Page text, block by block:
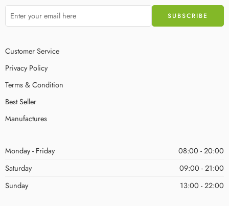
Customer Service
Privacy Policy
Terms & Condition
Best Seller
Manufactures
Monday - Friday
08:00 - 20:00
Saturday
09:00 - 21:00
Sunday
13:00 - 22:00